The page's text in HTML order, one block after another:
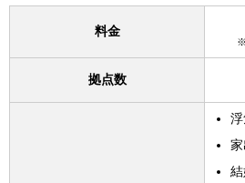
料金
※
拠点数
家
結